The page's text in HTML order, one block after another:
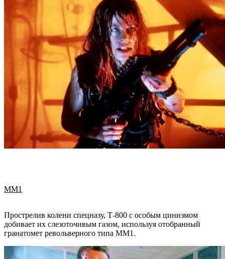
MM1
Прострелив колени спецназу, Т-800 с особым цинизмом
добивает их слезоточивым газом, используя отобранный
гранатомет револьверного типа MM1.